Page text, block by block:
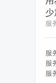
服
服
服
服